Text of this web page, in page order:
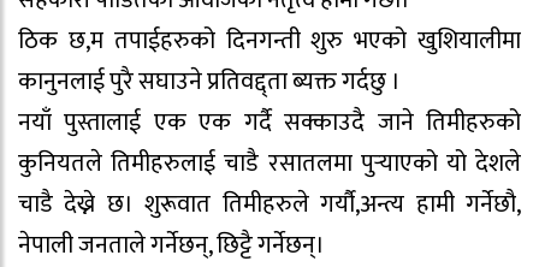
ठिक छ,म तपाईहरुको दिनगन्ती शुरु भएको खुशियालीमा
कानुनलाई पुरै सघाउने प्रतिवद्द्ता ब्यक्त गर्दछु ।
नयाँ पुस्तालाई एक एक गर्दै सक्काउदै जाने तिमीहरुको
कुनियतले तिमीहरुलाई चाडै रसातलमा पुर्‍याएको यो देशले
चाडै देख्ने छ। शुरूवात तिमीहरुले गर्यौ,अन्त्य हामी गर्नेछौ,
नेपाली जनताले गर्नेछन्, छिट्टै गर्नेछन्।